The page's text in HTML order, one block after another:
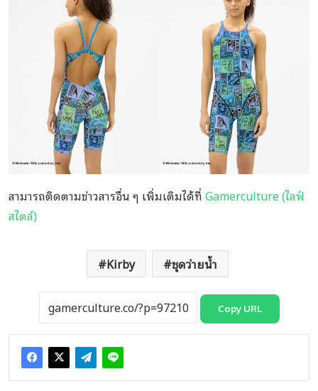
สามารถติดตามข่าวสารอื่น ๆ เพิ่มเติมได้ที่Gamerculture (ไลฟ์
สไตล์)
Kirby ชุดว่ายน้ำ
Copy URL